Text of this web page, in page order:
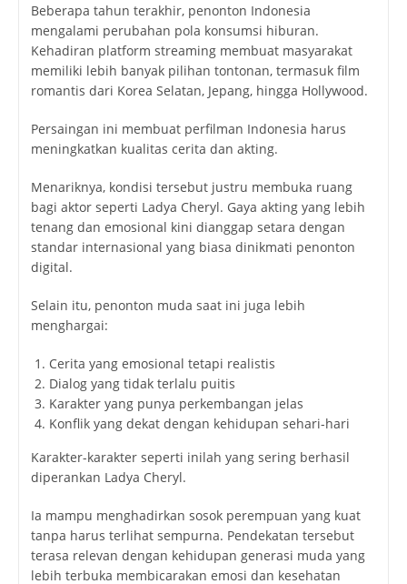
Beberapa tahun terakhir, penonton Indonesia
mengalami perubahan pola konsumsi hiburan.
Kehadiran platform streaming membuat masyarakat
memiliki lebih banyak pilihan tontonan, termasuk film
romantis dari Korea Selatan, Jepang, hingga Hollywood.
Persaingan ini membuat perfilman Indonesia harus
meningkatkan kualitas cerita dan akting.
Menariknya, kondisi tersebut justru membuka ruang
bagi aktor seperti Ladya Cheryl. Gaya akting yang lebih
tenang dan emosional kini dianggap setara dengan
standar internasional yang biasa dinikmati penonton
digital.
Selain itu, penonton muda saat ini juga lebih
menghargai:
Cerita yang emosional tetapi realistis
Dialog yang tidak terlalu puitis
Karakter yang punya perkembangan jelas
Konflik yang dekat dengan kehidupan sehari-hari
Karakter-karakter seperti inilah yang sering berhasil
diperankan Ladya Cheryl.
Ia mampu menghadirkan sosok perempuan yang kuat
tanpa harus terlihat sempurna. Pendekatan tersebut
terasa relevan dengan kehidupan generasi muda yang
lebih terbuka membicarakan emosi dan kesehatan